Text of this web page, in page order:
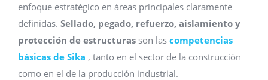
enfoque estratégico en áreas principales claramente
definidas. Sellado, pegado, refuerzo, aislamiento y
protección de estructuras son las competencias
básicas de Sika , tanto en el sector de la construcción
como en el de la producción industrial.